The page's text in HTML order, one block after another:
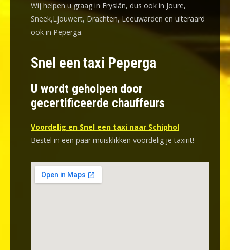
Wij helpen u graag in Fryslân, dus ook in Joure,
Sneek,Ljouwert, Drachten, Leeuwarden en uiteraard
ook in Peperga.
Snel een taxi Peperga
U wordt geholpen door
gecertificeerde chauffeurs
Voordelig en Snel een taxi naar Schiphol
Bestel in een paar muisklikken voordelig je taxirit!